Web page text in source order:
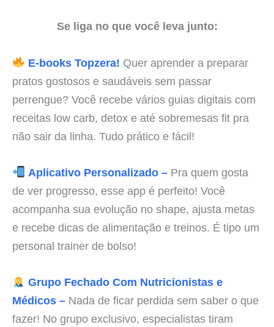
Se liga no que você leva junto:
E-books Topzera! Quer aprender a preparar
pratos gostosos e saudáveis sem passar
perrengue? Você recebe vários guias digitais com
receitas low carb, detox e até sobremesas fit pra
não sair da linha. Tudo prático e fácil!
Aplicativo Personalizado –Pra quem gosta
de ver progresso, esse app é perfeito! Você
acompanha sua evolução no shape, ajusta metas
e recebe dicas de alimentação e treinos. É tipo um
personal trainer de bolso!
Grupo Fechado Com Nutricionistas e
Médicos – Nada de ficar perdida sem saber o que
fazer! No grupo exclusivo, especialistas tiram